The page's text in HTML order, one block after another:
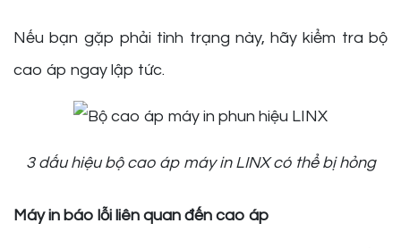
Nếu bạn gặp phải tình trạng này, hãy kiểm tra bộ
cao áp ngay lập tức.
3 dấu hiệu bộ cao áp máy in LINX có thể bị hỏng
Máy in báo lỗi liên quan đến cao áp